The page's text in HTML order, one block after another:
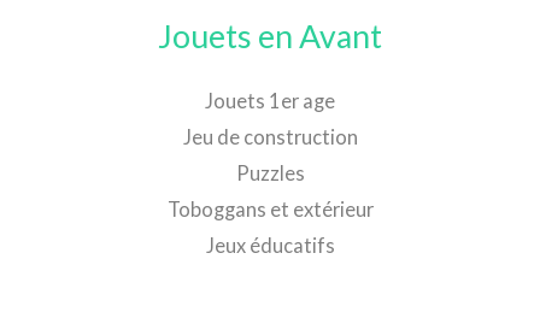
Jouets en Avant
Jouets 1er age
Jeu de construction
Puzzles
Toboggans et extérieur
Jeux éducatifs